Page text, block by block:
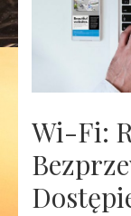
Wi-Fi: